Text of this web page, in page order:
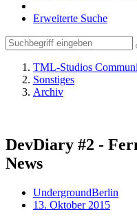
Erweiterte Suche
TML-Studios
Sonstiges
Archiv
DevDiary #2 -
News
UndergroundBerlin
13. Oktober 2015